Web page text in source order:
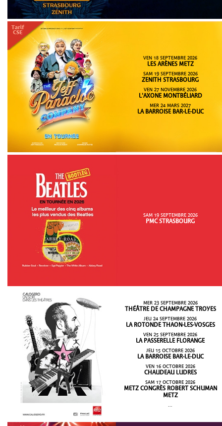
VEN 18 SEPTEMBRE 2026
LES ARÈNES METZ
SAM 19 SEPTEMBRE 2026
ZENITH STRASBOURG
VEN 27 NOVEMBRE 2026
L'AXONE MONTBÉLIARD
MER 24 MARS 2027
LA BARROISE BAR-LE-DUC
SAM 19 SEPTEMBRE 2026
PMC STRASBOURG
MER 23 SEPTEMBRE 2026
THÉÂTRE DE CHAMPAGNE TROYES
JEU 24 SEPTEMBRE 2026
LA ROTONDE THAON-LES-VOSGES
VEN 25 SEPTEMBRE 2026
LA PASSERELLE FLORANGE
JEU 15 OCTOBRE 2026
LA BARROISE BAR-LE-DUC
VEN 16 OCTOBRE 2026
CHAUDEAU LUDRES
SAM 17 OCTOBRE 2026
METZ CONGRÈS ROBERT SCHUMAN
METZ